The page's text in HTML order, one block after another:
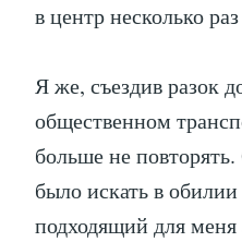
в центр несколько
Я же, съездив разок
общественном
больше не
было искать в
подходящий для меня